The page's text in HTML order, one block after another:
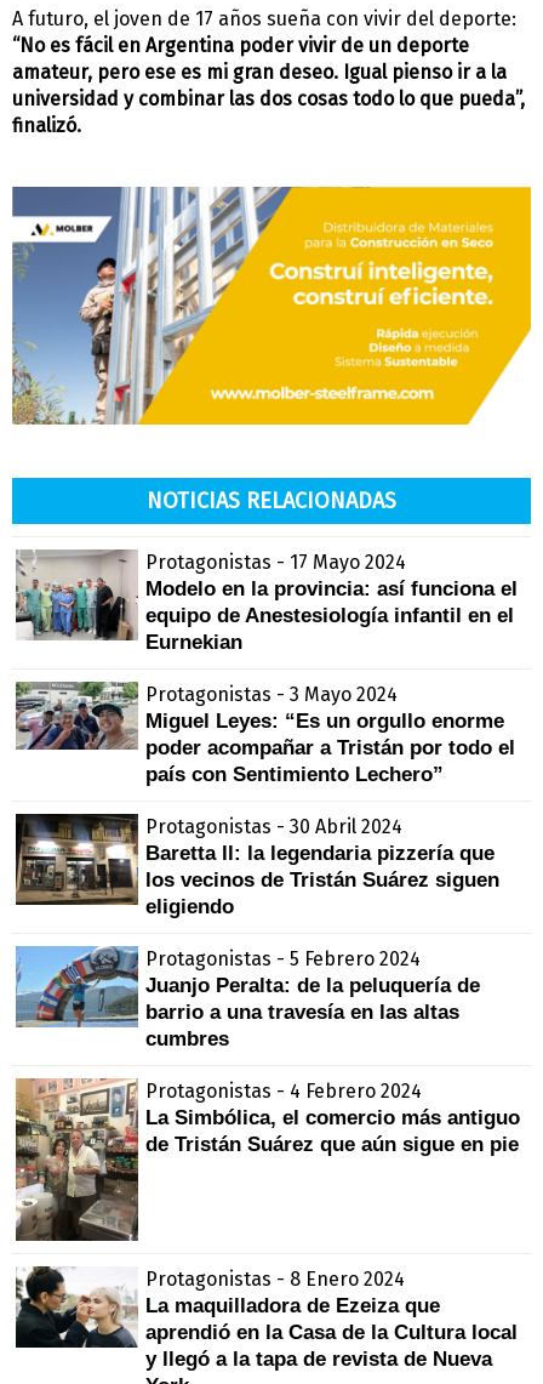
A futuro, el joven de 17 años sueña con vivir del deporte:
“No es fácil en Argentina poder vivir de un deporte
amateur, pero ese es mi gran deseo. Igual pienso ir a la
universidad y combinar las dos cosas todo lo que pueda”,
finalizó.
NOTICIAS RELACIONADAS
Protagonistas - 17 Mayo 2024
Modelo en la provincia: así funciona el
equipo de Anestesiología infantil en el
Eurnekian
Protagonistas - 3 Mayo 2024
Miguel Leyes: “Es un orgullo enorme
poder acompañar a Tristán por todo el
país con Sentimiento Lechero”
Protagonistas - 30 Abril 2024
Baretta ll: la legendaria pizzería que
los vecinos de Tristán Suárez siguen
eligiendo
Protagonistas - 5 Febrero 2024
Juanjo Peralta: de la peluquería de
barrio a una travesía en las altas
cumbres
Protagonistas - 4 Febrero 2024
La Simbólica, el comercio más antiguo
de Tristán Suárez que aún sigue en pie
Protagonistas - 8 Enero 2024
La maquilladora de Ezeiza que
aprendió en la Casa de la Cultura local
y llegó a la tapa de revista de Nueva